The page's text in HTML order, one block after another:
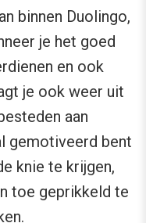
binnen Duolingo,
je het goed
en ook
je ook weer uit
aan
gemotiveerd bent
knie te krijgen,
toe geprikkeld te